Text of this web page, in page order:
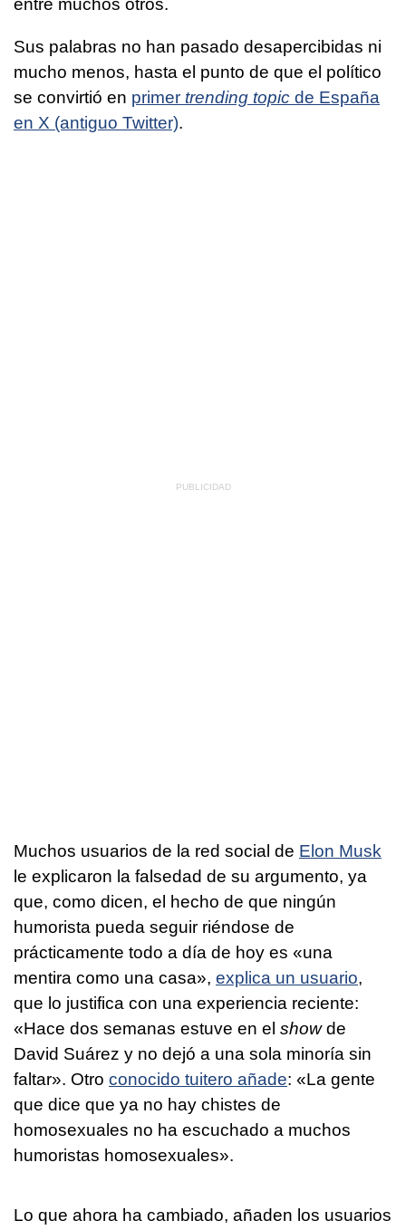
entre muchos otros.
Sus palabras no han pasado desapercibidas ni
mucho menos, hasta el punto de que el político
se convirtió en primer trending topic de España
en X (antiguo Twitter).
Muchos usuarios de la red social de Elon Musk
le explicaron la falsedad de su argumento, ya
que, como dicen, el hecho de que ningún
humorista pueda seguir riéndose de
prácticamente todo a día de hoy es «una
mentira como una casa», explica un usuario,
que lo justifica con una experiencia reciente:
«Hace dos semanas estuve en el showde
David Suárez y no dejó a una sola minoría sin
faltar». Otro conocido tuitero añade: «La gente
que dice que ya no hay chistes de
homosexuales no ha escuchado a muchos
humoristas homosexuales».
Lo que ahora ha cambiado, añaden los usuarios